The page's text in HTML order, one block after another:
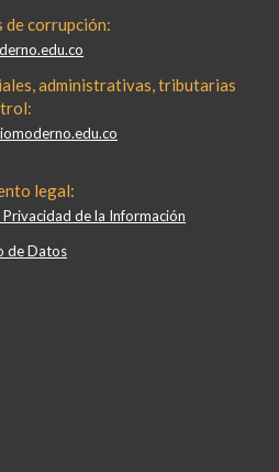
de corrupción:
administrativas, tributarias
legal:
de la Información
de Datos